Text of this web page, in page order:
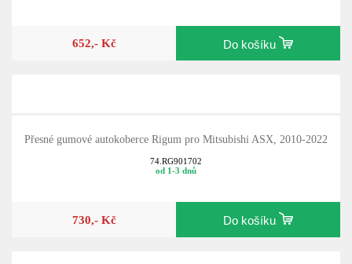
652,- Kč Do košíku
Přesné gumové autokoberce Rigum pro Mitsubishi ASX, 2010-2022
74.RG901702
od 1-3 dnů
730,- Kč Do košíku